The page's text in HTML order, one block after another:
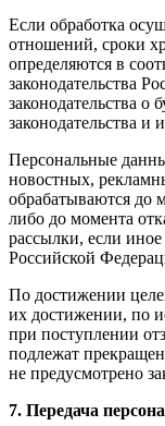
Если обработка
отношений, сроки
определяются в
законодательства
законодательства о
законодательства и
Персональные
новостных,
обрабатываются до
либо до момента
рассылки, если иное
Российской
По достижении
их достижении, по
при поступлении
подлежат
не предусмотрено
7. Передача